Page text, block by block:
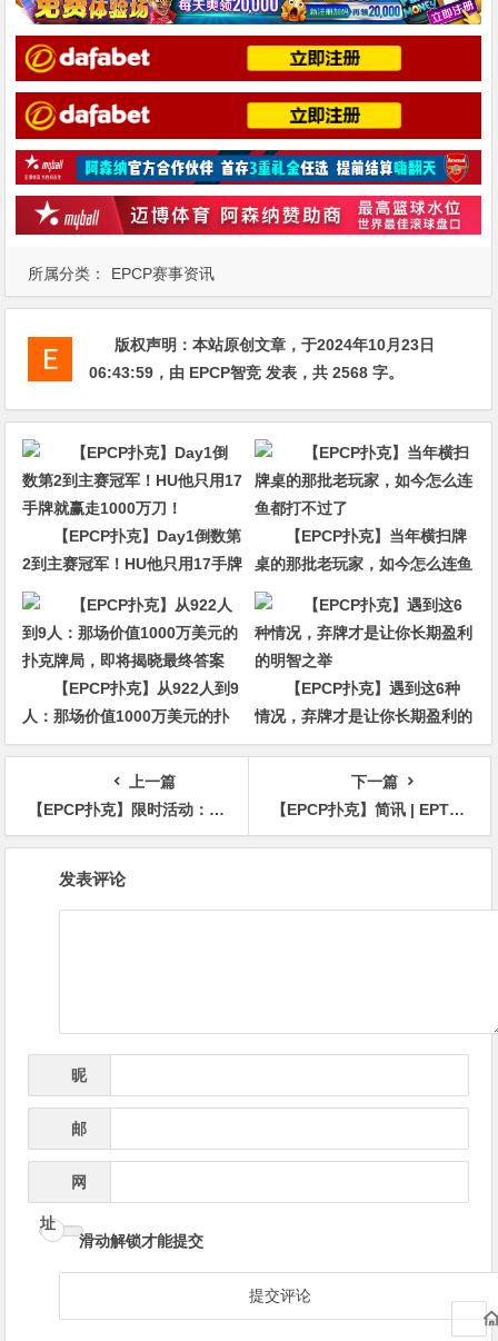
所属分类： EPCP赛事资讯
版权声明：本站原创文章，于2024年10月23日
06:43:59 ，由 EPCP智竞 发表，共 2568 字。
【EPCP扑克】Day1倒数第
2到主赛冠军！HU他只用17手牌
就赢走1000万刀！
【EPCP扑克】当年横扫牌
桌的那批老玩家，如今怎么连鱼
都打不过了
【EPCP扑克】从922人到9
人：那场价值1000万美元的扑
克牌局，即将揭晓最终答案
【EPCP扑克】遇到这6种
情况，弃牌才是让你长期盈利的
明智之举
上一篇
【EPCP扑克】限时活动：10/25-10/31万圣节派对1M收集10个糖果赢取高达1000美元奖励
下一篇
【EPCP扑克】简讯 | EPT塞浦路斯主赛事144人挺进Day 3，中国选手Li Shankui排在第五位
发表评论
昵
邮
网
址
滑动解锁才能提交